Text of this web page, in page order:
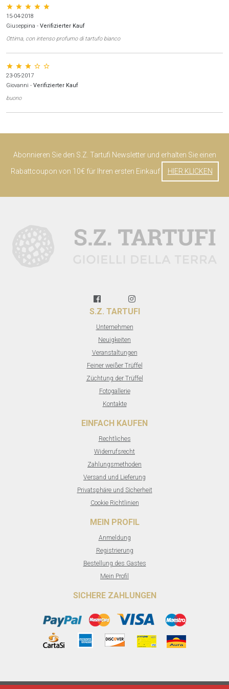
star star star star star
15-04-2018
Giuseppina - Verifizierter Kauf
Ottima, con intenso profumo di tartufo bianco
star star star star_border star_border
23-05-2017
Giovanni - Verifizierter Kauf
buono
Abonnieren Sie den S.Z. Tartufi Newsletter und erhalten Sie einen
Rabattcoupon von 10€ für Ihren ersten Einkauf
HIER KLICKEN
S.Z. TARTUFI
Unternehmen
Neuigkeiten
Veranstaltungen
Feiner weißer Trüffel
Züchtung der Trüffel
Fotogallerie
Kontakte
EINFACH KAUFEN
Rechtliches
Widerrufsrecht
Zahlungsmethoden
Versand und Lieferung
Privatsphäre und Sicherheit
Cookie Richtlinien
MEIN PROFIL
Anmeldung
Registrierung
Bestellung des Gastes
Mein Profil
SICHERE ZAHLUNGEN